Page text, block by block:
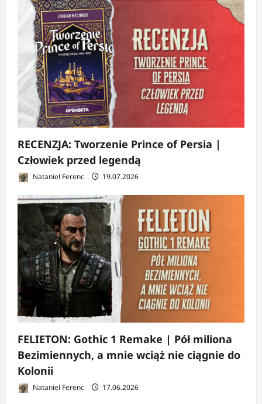
RECENZJA: Tworzenie Prince of Persia |
Człowiek przed legendą
Nataniel Ferenc 19.07.2026
FELIETON: Gothic 1 Remake | Pół miliona
Bezimiennych, a mnie wciąż nie ciągnie do
Kolonii
Nataniel Ferenc 17.06.2026